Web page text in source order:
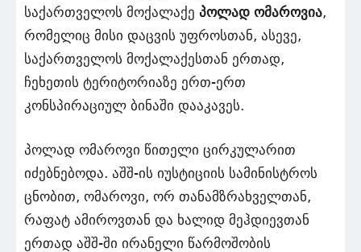
საქართველოს მოქალაქე პოლად ომაროვია,
რომელიც მისი დაცვის უფროსთან, ასევე,
საქართველოს მოქალაქესთან ერთად,
ჩეხეთის ტერიტორიაზე ერთ-ერთ
კონსპირაციულ ბინაში დააკავეს.
პოლად ომაროვი წითელი ცირკულარით
იძებნებოდა. აშშ-ის იუსტიციის სამინისტროს
ცნობით, ომაროვი, ორ თანამზრახველთან,
რაფატ ამიროვთან და ხალიდ მეჰდიევთან
ერთად აშშ-ში ირანელი წარმოშობის